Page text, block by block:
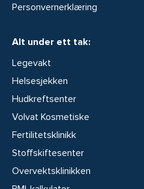
Personvernerklæring
Alt under ett tak:
Legevakt
Helsesjekken
Hudkreftsenter
Volvat Kosmetiske
Fertilitetsklinikk
Stoffskiftesenter
Overvektsklinikken